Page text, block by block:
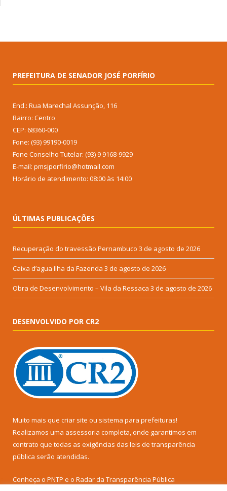
PREFEITURA DE SENADOR JOSÉ PORFÍRIO
End.: Rua Marechal Assunção, 116
Bairro: Centro
CEP: 68360-000
Fone: (93) 99190-0019
Fone Conselho Tutelar: (93) 9 9168-9929
E-mail: pmsjporfirio@hotmail.com
Horário de atendimento: 08:00 às 14:00
ÚLTIMAS PUBLICAÇÕES
Recuperação do travessão Pernambuco 3 de agosto de 2026
Caixa d’agua Ilha da Fazenda 3 de agosto de 2026
Obra de Desenvolvimento – Vila da Ressaca 3 de agosto de 2026
DESENVOLVIDO POR CR2
Muito mais que criar site ou sistema para prefeituras!
Realizamos uma assessoria completa, onde garantimos em
contrato que todas as exigências das leis de transparência
pública serão atendidas.
Conheça o PNTP e o Radar da Transparência Pública